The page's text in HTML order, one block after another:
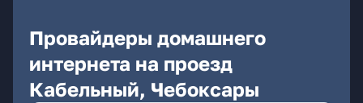
Провайдеры домашнего
интернета на проезд
Кабельный, Чебоксары